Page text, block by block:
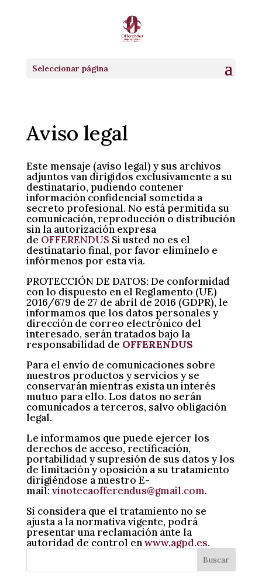
Seleccionar página
Aviso legal
Este mensaje (aviso legal) y sus archivos
adjuntos van dirigidos exclusivamente a su
destinatario, pudiendo contener
información confidencial sometida a
secreto profesional. No está permitida su
comunicación, reproducción o distribución
sin la autorización expresa
de OFFERENDUS Si usted no es el
destinatario final, por favor elimínelo e
infórmenos por esta vía.
PROTECCIÓN DE DATOS: De conformidad
con lo dispuesto en el Reglamento (UE)
2016/679 de 27 de abril de 2016 (GDPR), le
informamos que los datos personales y
dirección de correo electrónico del
interesado, serán tratados bajo la
responsabilidad de OFFERENDUS
Para el envío de comunicaciones sobre
nuestros productos y servicios y se
conservarán mientras exista un interés
mutuo para ello. Los datos no serán
comunicados a terceros, salvo obligación
legal.
Le informamos que puede ejercer los
derechos de acceso, rectificación,
portabilidad y supresión de sus datos y los
de limitación y oposición a su tratamiento
dirigiéndose a nuestro E-
mail: vinotecaofferendus@gmail.com.
Si considera que el tratamiento no se
ajusta a la normativa vigente, podrá
presentar una reclamación ante la
autoridad de control enwww.agpd.es.
Buscar